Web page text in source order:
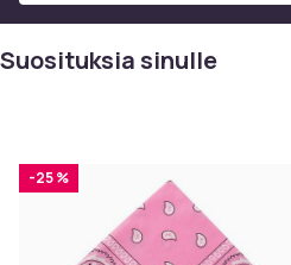
Suosituksia sinulle
-25 %